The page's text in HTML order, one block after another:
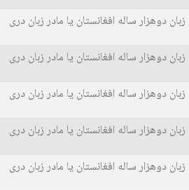
زبان دوهزار ساله افغانستان یا مادر زبان دری
زبان دوهزار ساله افغانستان یا مادر زبان دری
زبان دوهزار ساله افغانستان یا مادر زبان دری
زبان دوهزار ساله افغانستان یا مادر زبان دری
زبان دوهزار ساله افغانستان یا مادر زبان دری